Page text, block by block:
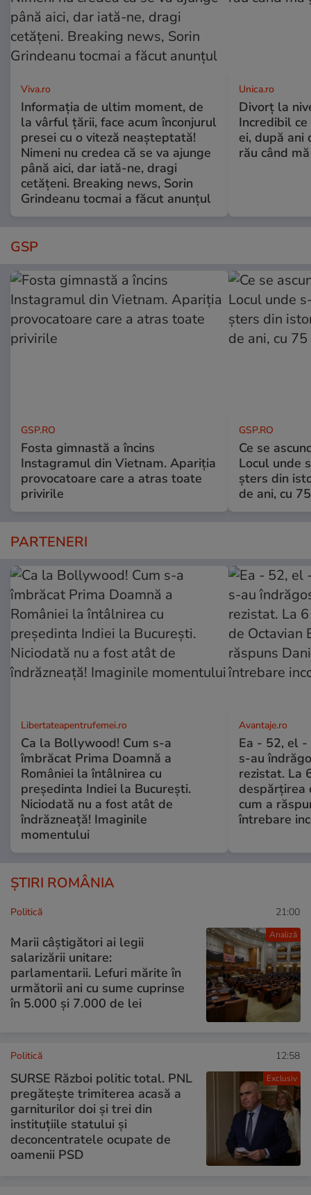
Viva.ro
Informația de ultim moment, de
la vârful țării, face acum înconjurul
presei cu o viteză neașteptată!
Nimeni nu credea că se va ajunge
până aici, dar iată-ne, dragi
cetățeni. Breaking news, Sorin
Grindeanu tocmai a făcut anunțul
Unica.ro
Divorț la
Incredibil
ei, după ani
rău când
GSP
GSP.RO
Fosta gimnastă a încins
Instagramul din Vietnam. Apariția
provocatoare care a atras toate
privirile
GSP.RO
Ce se
Locul unde
șters din
de ani, cu
PARTENERI
Libertateapentrufemei.ro
Ca la Bollywood! Cum s-a
îmbrăcat Prima Doamnă a
României la întâlnirea cu
președinta Indiei la București.
Niciodată nu a fost atât de
îndrăzneață! Imaginile
momentului
Avantaje.ro
Ea - 52, el -
s-au
rezistat. La
despărțirea
cum a
întrebare
ȘTIRI ROMÂNIA
Analiză
Politică 21:00
Marii câștigători ai legii
salarizării unitare:
parlamentarii. Lefuri mărite în
următorii ani cu sume cuprinse
în 5.000 și 7.000 de lei
Exclusiv
Politică 12:58
SURSE Război politic total. PNL
pregătește trimiterea acasă a
garniturilor doi și trei din
instituțiile statului și
deconcentratele ocupate de
oamenii PSD